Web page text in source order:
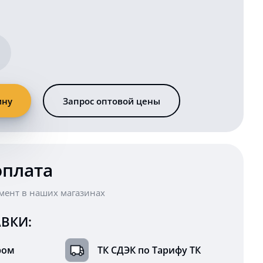
Запрос оптовой цены
в наших магазинах
ТК СДЭК по Тарифу ТК